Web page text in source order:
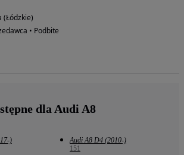
(Łódzkie)
• Podbite
dla Audi A8
)
Audi A8 D4 (2010-)
151